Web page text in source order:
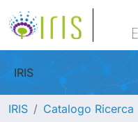
IRIS
IRIS Catalogo Ricerca